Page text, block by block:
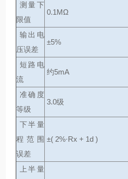
测量下
限值
0.1MΩ
输出电
压误差
±5%
短路电
流
约5mA
准确度
等级
3.0级
下半量
程范围
误差
±( 2%·Rx + 1d )
上半量